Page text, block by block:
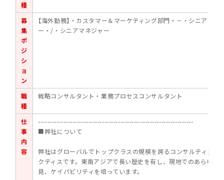
種
募
集
ポ
ジ
シ
ョ
ン
【海外勤務】・カスタマー＆マーケティング部門・－・シニアコ
ー・/・シニアマネジャー
職
種
戦略コンサルタント・業務プロセスコンサルタント
仕
事
内
容
--------------------------------------------------------------------
■弊社について
弊社はグローバルでトップクラスの規模を誇るコンサルティング
クティスです。東南アジアで長い歴史を有し、現地でのあらゆる
見、ケイパビリティを培っています。